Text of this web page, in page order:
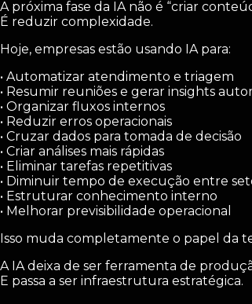
A próxima fase da IA não é “criar
É reduzir complexidade.
Hoje, empresas estão usando IA para:
• Automatizar atendimento e triagem
• Resumir reuniões e gerar insights
• Organizar fluxos internos
• Reduzir erros operacionais
• Cruzar dados para tomada de decisão
• Criar análises mais rápidas
• Eliminar tarefas repetitivas
• Diminuir tempo de execução entre
• Estruturar conhecimento interno
• Melhorar previsibilidade operacional
Isso muda completamente o papel da
A IA deixa de ser ferramenta de
E passa a ser infraestrutura estratégica.